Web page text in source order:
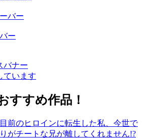
ー
すすめ作品！